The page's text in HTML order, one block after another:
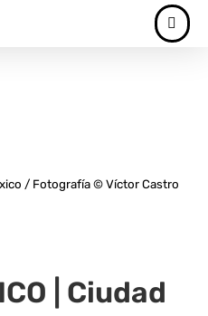
/ Fotografía © Víctor Castro
| Ciudad